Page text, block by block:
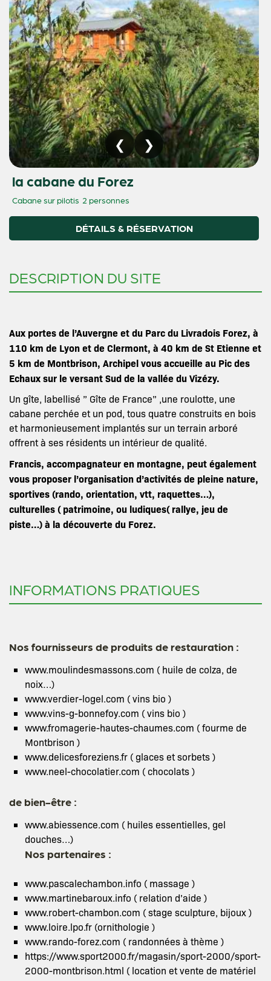
la cabane du Forez
Cabane sur pilotis 2 personnes
DÉTAILS & RÉSERVATION
DESCRIPTION DU SITE
Aux portes de l’Auvergne et du Parc du Livradois Forez, à
110 km de Lyon et de Clermont, à 40 km de St Etienne et
5 km de Montbrison, Archipel vous accueille au Pic des
Echaux sur le versant Sud de la vallée du Vizézy.
Un gîte, labellisé ” Gîte de France” ,une roulotte, une
cabane perchée et un pod, tous quatre construits en bois
et harmonieusement implantés sur un terrain arboré
offrent à ses résidents un intérieur de qualité.
Francis, accompagnateur en montagne, peut également
vous proposer l’organisation d’activités de pleine nature,
sportives (rando, orientation, vtt, raquettes…),
culturelles ( patrimoine, ou ludiques( rallye, jeu de
piste…) à la découverte du Forez.
INFORMATIONS PRATIQUES
Nos fournisseurs de produits de restauration :
www.moulindesmassons.com ( huile de colza, de
noix…)
www.verdier-logel.com ( vins bio )
www.vins-g-bonnefoy.com ( vins bio )
www.fromagerie-hautes-chaumes.com ( fourme de
Montbrison )
www.delicesforeziens.fr ( glaces et sorbets )
www.neel-chocolatier.com ( chocolats )
de bien-être :
www.abiessence.com ( huiles essentielles, gel
douches…)
Nos partenaires :
www.pascalechambon.info ( massage )
www.martinebaroux.info ( relation d’aide )
www.robert-chambon.com ( stage sculpture, bijoux )
www.loire.lpo.fr (ornithologie )
www.rando-forez.com ( randonnées à thème )
https://www.sport2000.fr/magasin/sport-2000/sport-
2000-montbrison.html ( location et vente de matériel